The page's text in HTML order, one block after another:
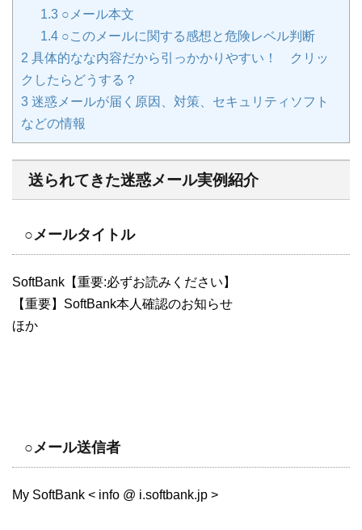
1.3 ○メール本文
1.4 ○このメールに関する感想と危険レベル判断
2 具体的なな内容だから引っかかりやすい！ クリッ
クしたらどうする？
3 迷惑メールが届く原因、対策、セキュリティソフト
などの情報
送られてきた迷惑メール実例紹介
○メールタイトル
SoftBank【重要:必ずお読みください】
【重要】SoftBank本人確認のお知らせ
ほか
○メール送信者
My SoftBank < info @ i.softbank.jp >